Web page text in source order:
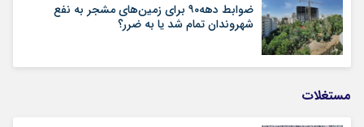
ضوابط دهه۹۰ برای زمین‌های مشجر به نفع
شهروندان تمام شد یا به ضرر؟
مستغلات